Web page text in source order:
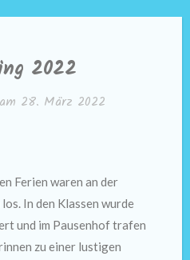
2022
28. März 2022
Ferien waren an der
In den Klassen wurde
und im Pausenhof trafen
zu einer lustigen